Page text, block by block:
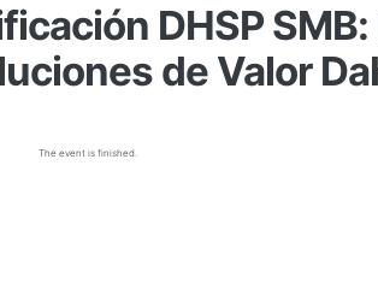
DHSP
de Valor
The event is finished.